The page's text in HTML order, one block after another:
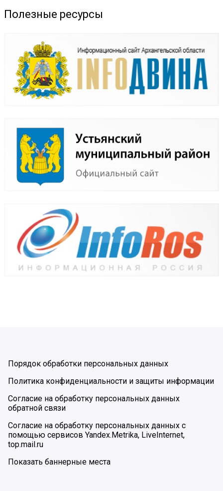
Полезные ресурсы
Порядок обработки персональных данных
Политика конфиденциальности и защиты информации
Согласие на обработку персональных данных
обратной связи
Согласие на обработку персональных данных с
помощью сервисов Yandex.Metrika, LiveInternet,
top.mail.ru
Показать баннерные места